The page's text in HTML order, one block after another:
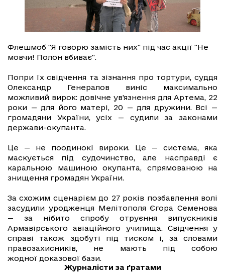
Флешмоб "Я говорю замість них" під час акції "Не
мовчи! Полон вбиває".
Попри їх свідчення та зізнання про тортури, суддя
Олександр Генералов виніс максимально
можливий вирок: довічне ув'язнення для Артема, 22
роки — для його матері, 20 — для дружини. Всі —
громадяни України, усіх — судили за законами
держави-окупанта.
Це — не поодинокі вироки. Це — система, яка
маскується під судочинство, але насправді є
каральною машиною окупанта, спрямованою на
знищення громадян України.
За схожим сценарієм до 27 років позбавлення волі
засудили уродженця Мелітополя Єгора Семенова
— за нібито спробу отруєння випускників
Армавірського авіаційного училища. Свідчення у
справі також здобуті під тиском і, за словами
правозахисників, не мають під собою
жодної доказової бази.
Журналісти за ґратами